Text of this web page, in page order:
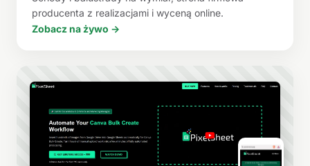
producenta z realizacjami i wyceną online.
Zobacz na żywo →